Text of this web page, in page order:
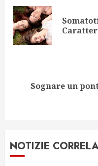
articolo
Articolo
Sognare un
NOTIZIE